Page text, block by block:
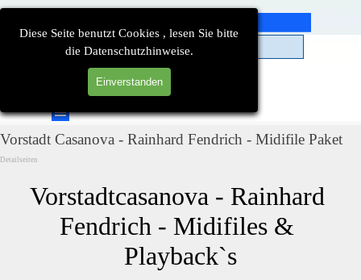
Diese Seite benutzt Cookies , lesen Sie bitte
die Datenschutzhinweise.
Einverstanden
Direkt zum Seiteninhalt
Menü überspringen
Vorstadt Casanova - Rainhard Fendrich - Midifile Paket
Detailseiten
Vorstadtcasanova - Rainhard
Fendrich - Midifiles &
Playback`s